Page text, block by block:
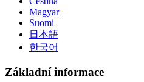
Magyar
Suomi
日本語
한국어
Základní informace